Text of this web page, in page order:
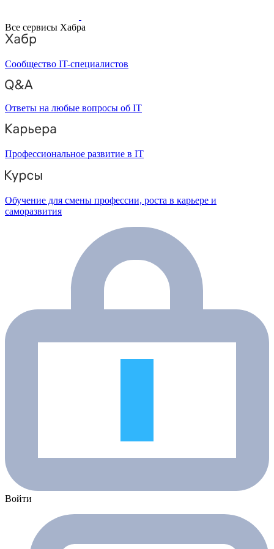
Все сервисы Хабра
Сообщество IT-специалистов
Ответы на любые вопросы об IT
Профессиональное развитие в IT
Обучение для смены профессии, роста в карьере и
саморазвития
Войти